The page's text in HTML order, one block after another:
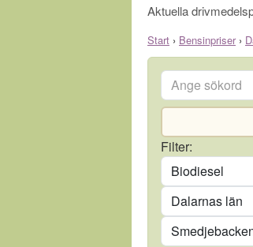
Aktuella
Start › Bensinpriser›
Ange sökord
Filter:
Län
Kommun